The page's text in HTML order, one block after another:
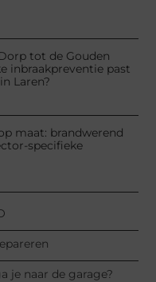
tot de Gouden
inbraakpreventie past
Laren?
maat: brandwerend
specifieke
je naar de garage?